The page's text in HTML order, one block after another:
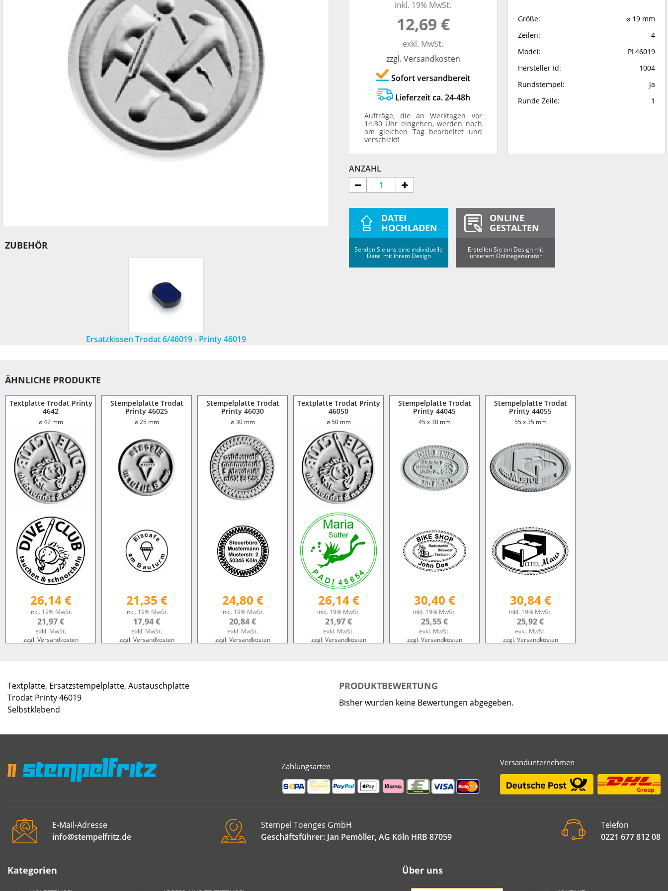
PRINTY Z. SELBER SETZEN
EASYPRINT LINE
PERSONALISIERTE ADRESSSTEMPEL
STEMPELFRITZ IMPRINT LINE SKYBLUE
TRODAT® CREATIVE MINI STEMPEL
TRODAT® PIXEL STAMP
ZUBEHÖR
Ersatzkissen Trodat 6/46019 - Printy 46019
inkl. 19% MwSt.
12,69 €
exkl. MwSt.
zzgl. Versandkosten
Sofort versandbereit
Lieferzeit ca. 24-48h
Aufträge, die an Werktagen vor
14:30 Uhr eingehen, werden noch
am gleichen Tag bearbeitet und
verschickt!
Größe:
⌀ 19 mm
Zeilen:
4
Model:
PL46019
Hersteller Id:
1004
Rundstempel:
Ja
Runde Zeile:
1
ANZAHL
DATEI
HOCHLADEN
Senden Sie uns eine individuelle
Datei mit ihrem Design
ONLINE
GESTALTEN
Erstellen Sie ein Design mit
unserem Onlinegenerator
ÄHNLICHE PRODUKTE
Textplatte Trodat Printy
4642
⌀ 42 mm
26,14 €
inkl. 19% MwSt.
21,97 €
exkl. MwSt.
zzgl. Versandkosten
Stempelplatte Trodat
Printy 46025
⌀ 25 mm
21,35 €
inkl. 19% MwSt.
17,94 €
exkl. MwSt.
zzgl. Versandkosten
Stempelplatte Trodat
Printy 46030
⌀ 30 mm
24,80 €
inkl. 19% MwSt.
20,84 €
exkl. MwSt.
zzgl. Versandkosten
Textplatte Trodat Printy
46050
⌀ 50 mm
26,14 €
inkl. 19% MwSt.
21,97 €
exkl. MwSt.
zzgl. Versandkosten
Stempelplatte Trodat
Printy 44045
45 x 30 mm
30,40 €
inkl. 19% MwSt.
25,55 €
exkl. MwSt.
zzgl. Versandkosten
Stempelplatte Trodat
Printy 44055
55 x 35 mm
30,84 €
inkl. 19% MwSt.
25,92 €
exkl. MwSt.
zzgl. Versandkosten
Textplatte, Ersatzstempelplatte, Austauschplatte
Trodat Printy 46019
Selbstklebend
PRODUKTBEWERTUNG
Bisher wurden keine Bewertungen abgegeben.
Zahlungsarten Versandunternehmen
E-Mail-Adresse
info@stempelfritz.de
Stempel Toenges GmbH
Geschäftsführer: Jan Pemöller, AG Köln HRB 87059
Telefon
0221 677 812 08
Kategorien Über uns